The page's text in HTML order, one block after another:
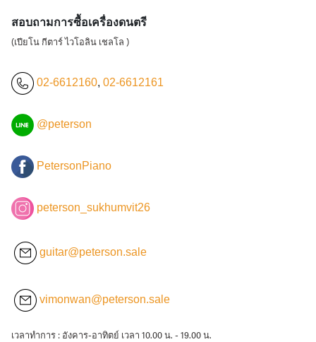
สอบถามการซื้อเครื่องดนตรี
(เปียโน กีตาร์ ไวโอลิน เชลโล )
02-6612160, 02-6612161
@peterson
PetersonPiano
peterson_sukhumvit26
guitar@peterson.sale
vimonwan@peterson.sale
เวลาทำการ : อังคาร-อาทิตย์ เวลา 10.00 น. - 19.00 น.